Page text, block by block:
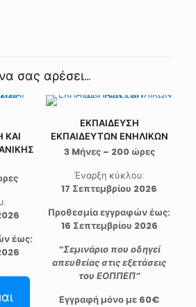
σας αρέσει…
ΚΑΙ
έως:
ΕΚΠΑΙΔΕΥΣΗ
ΕΚΠΑΙΔΕΥΤΩΝ ΕΝΗΛΙΚΩΝ
3 Mήνες – 200 ώρες
Έναρξη κύκλου:
17 Σεπτεμβρίου 2026
Προθεσμία εγγραφών έως:
16 Σεπτεμβρίου 2026
“Σεμινάριο που οδηγεί
απευθείας στις εξετάσεις
του ΕΟΠΠΕΠ”
Εγγραφή μόνο με 60€